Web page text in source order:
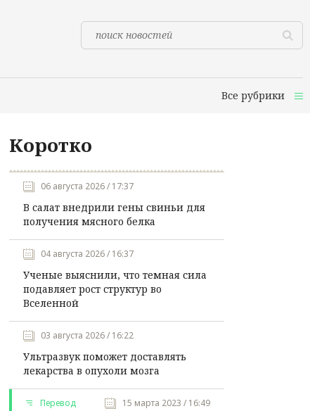
Все рубрики
Коротко
06 августа 2026 / 17:37
В салат внедрили гены свиньи для
получения мясного белка
04 августа 2026 / 16:37
Ученые выяснили, что темная сила
подавляет рост структур во
Вселенной
03 августа 2026 / 16:22
Ультразвук поможет доставлять
лекарства в опухоли мозга
Перевод 15 марта 2023 / 16:49